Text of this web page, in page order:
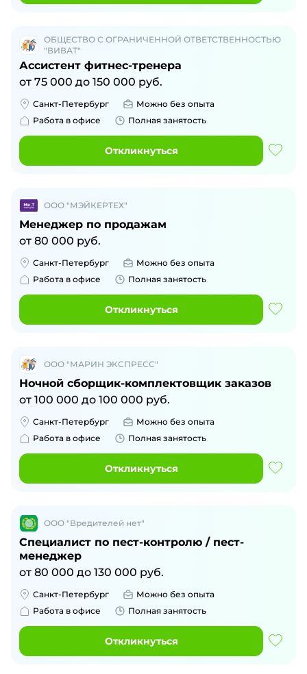
ОБЩЕСТВО С ОГРАНИЧЕННОЙ ОТВЕТСТВЕННОСТЬЮ
"ВИВАТ"
Ассистент фитнес-тренера
от 75 000 до 150 000 руб.
Санкт-Петербург
Можно без опыта
Работа в офисе
Полная занятость
Откликнуться
ООО "МЭЙКЕРТЕХ"
Менеджер по продажам
от 80 000 руб.
Санкт-Петербург
Можно без опыта
Работа в офисе
Полная занятость
Откликнуться
ООО "МАРИН ЭКСПРЕСС"
Ночной сборщик-комплектовщик заказов
от 100 000 до 100 000 руб.
Санкт-Петербург
Можно без опыта
Работа в офисе
Полная занятость
Откликнуться
ООО "Вредителей нет"
Специалист по пест-контролю / пест-
менеджер
от 80 000 до 130 000 руб.
Санкт-Петербург
Можно без опыта
Работа в офисе
Полная занятость
Откликнуться